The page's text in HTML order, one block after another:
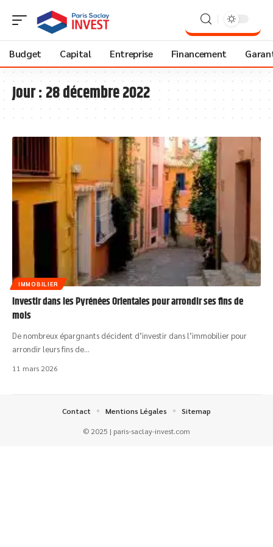
Budget Capital Entreprise Financement
Jour :28 décembre 2022
IMMOBILIER
Investir dans les Pyrénées Orientales pour arrondir ses fins de
mois
De nombreux épargnants décident d’investir dans l’immobilier pour
arrondir leurs fins de…
11 mars 2026
© 2025 | paris-saclay-invest.com
Contact Mentions Légales Sitemap